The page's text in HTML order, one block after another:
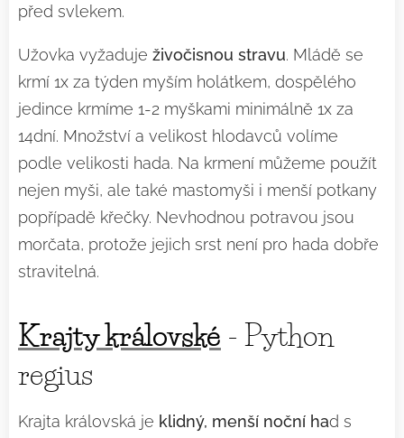
před svlekem.
Užovka vyžaduje živočisnou stravu. Mládě se
krmí 1x za týden myším holátkem, dospělého
jedince krmíme 1-2 myškami minimálně 1x za
14dní. Množství a velikost hlodavců volíme
podle velikosti hada. Na krmení můžeme použít
nejen myši, ale také mastomyši i menší potkany
popřípadě křečky. Nevhodnou potravou jsou
morčata, protože jejich srst není pro hada dobře
stravitelná.
Krajty královské - Python
regius
Krajta královská je klidný, menší noční had s